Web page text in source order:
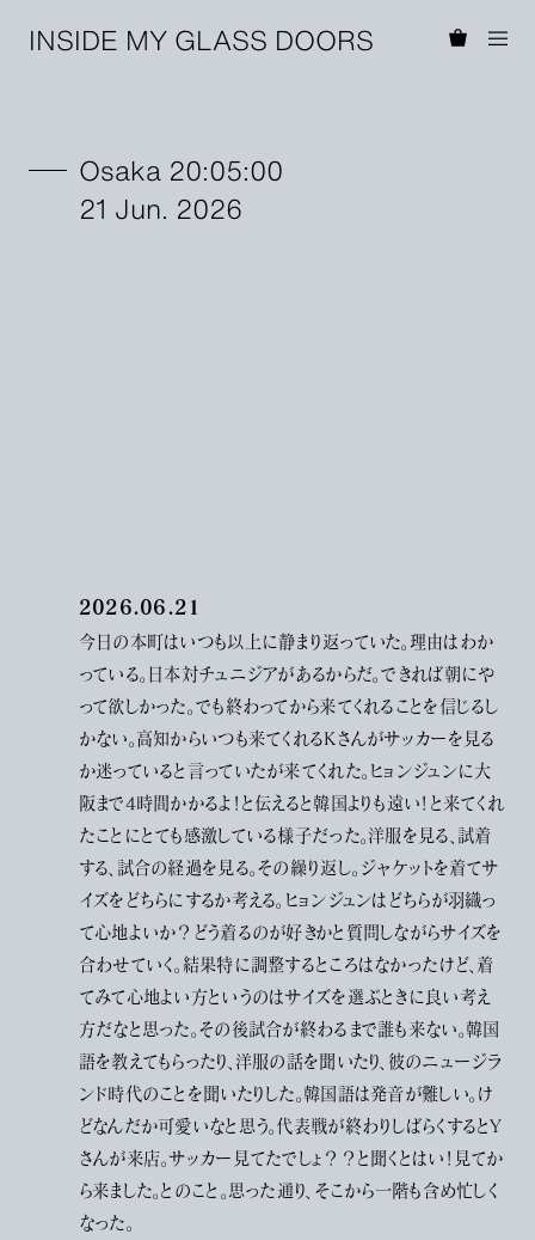
INSIDE MY GLASS DOORS
Osaka 20:05:00
21 Jun. 2026
2026.06.21
今日の本町はいつも以上に静まり返っていた。理由はわか
っている。日本対チュニジアがあるからだ。できれば朝にや
って欲しかった。でも終わってから来てくれることを信じるし
かない。高知からいつも来てくれるKさんがサッカーを見る
か迷っていると言っていたが来てくれた。ヒョンジュンに大
阪まで4時間かかるよ！と伝えると韓国よりも遠い！と来てくれ
たことにとても感激している様子だった。洋服を見る、試着
する、試合の経過を見る。その繰り返し。ジャケットを着てサ
イズをどちらにするか考える。ヒョンジュンはどちらが羽織っ
て心地よいか？どう着るのが好きかと質問しながらサイズを
合わせていく。結果特に調整するところはなかったけど、着
てみて心地よい方というのはサイズを選ぶときに良い考え
方だなと思った。その後試合が終わるまで誰も来ない。韓国
語を教えてもらったり、洋服の話を聞いたり、彼のニュージラ
ンド時代のことを聞いたりした。韓国語は発音が難しい。け
どなんだか可愛いなと思う。代表戦が終わりしばらくするとY
さんが来店。サッカー見てたでしょ？？と聞くとはい！見てか
ら来ました。とのこと。思った通り、そこから一階も含め忙しく
なった。